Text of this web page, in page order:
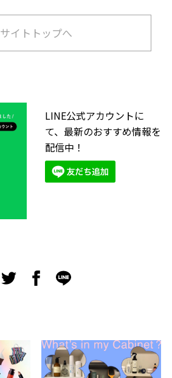
サイトトップへ
LINE公式アカウントに
て、最新のおすすめ情報を
配信中！